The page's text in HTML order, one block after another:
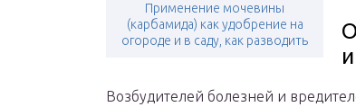
Применение мочевины
(карбамида) как удобрение на
огороде и в саду, как разводить
Возбудителей болезней и